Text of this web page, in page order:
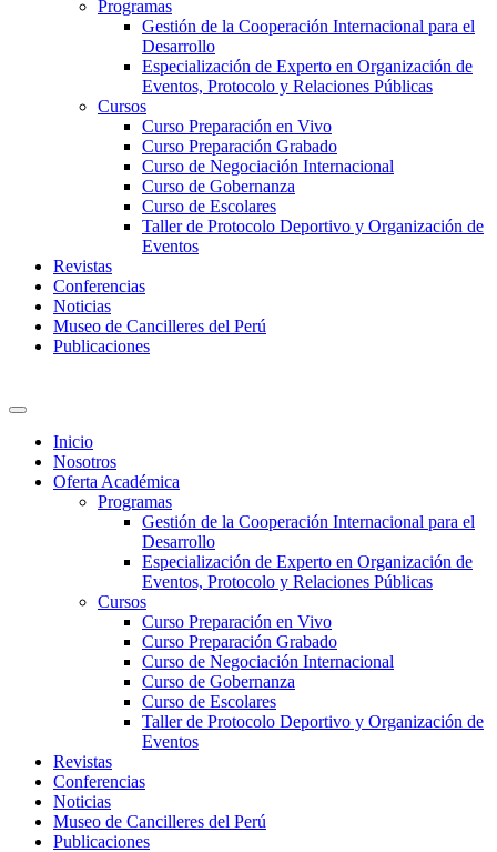
Programas
Gestión de la Cooperación Internacional para el
Desarrollo
Especialización de Experto en Organización de
Eventos, Protocolo y Relaciones Públicas
Cursos
Curso Preparación en Vivo
Curso Preparación Grabado
Curso de Negociación Internacional
Curso de Gobernanza
Curso de Escolares
Taller de Protocolo Deportivo y Organización de
Eventos
Revistas
Conferencias
Noticias
Museo de Cancilleres del Perú
Publicaciones
Inicio
Nosotros
Oferta Académica
Programas
Gestión de la Cooperación Internacional para el
Desarrollo
Especialización de Experto en Organización de
Eventos, Protocolo y Relaciones Públicas
Cursos
Curso Preparación en Vivo
Curso Preparación Grabado
Curso de Negociación Internacional
Curso de Gobernanza
Curso de Escolares
Taller de Protocolo Deportivo y Organización de
Eventos
Revistas
Conferencias
Noticias
Museo de Cancilleres del Perú
Publicaciones